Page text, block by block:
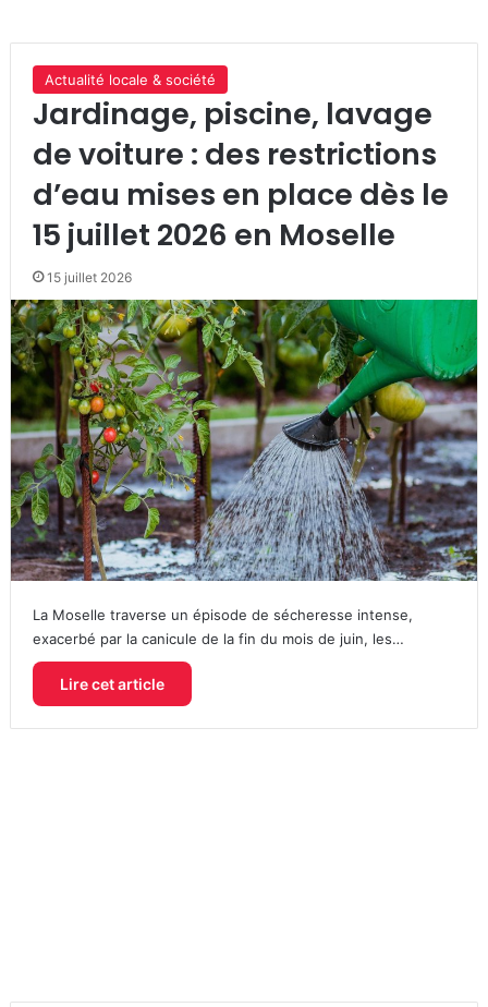
Actualité locale & société
Jardinage, piscine, lavage
de voiture : des restrictions
d’eau mises en place dès le
15 juillet 2026 en Moselle
15 juillet 2026
La Moselle traverse un épisode de sécheresse intense,
exacerbé par la canicule de la fin du mois de juin, les…
Lire cet article